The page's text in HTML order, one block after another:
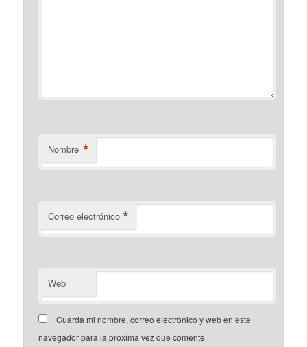
Nombre *
Correo electrónico *
Web
Guarda mi nombre, correo electrónico y web en este
navegador para la próxima vez que comente.